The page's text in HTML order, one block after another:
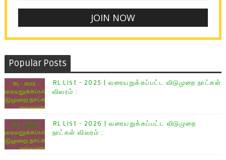
Popular Posts
RL List - 2025 | வரையறுக்கப்பட்ட விடுமுறை நாட்கள்
விவரம் :
RL List - 2026 | வரையறுக்கப்பட்ட விடுமுறை
நாட்கள் விவரம் :